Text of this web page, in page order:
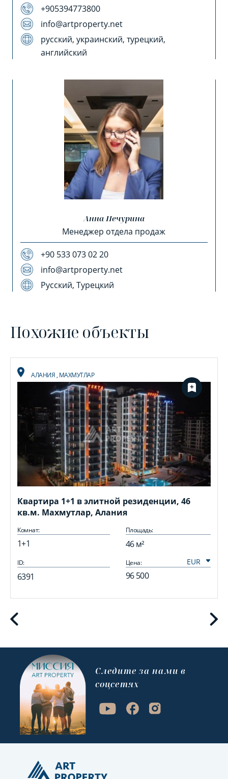
+905394773800
info@artproperty.net
русский, украинский, турецкий,
английский
Анна Печурина
Менеджер отдела продаж
+90 533 073 02 20
info@artproperty.net
Русский, Турецкий
Похожие объекты
АЛАНИЯ, МАХМУТЛАР
Квартира 1+1 в элитной резиденции, 46
кв.м. Махмутлар, Алания
Комнат:
1+1
Площадь:
46 м²
ID:
6391
Цена:
96 500
Cледите за нами в
соцсетях